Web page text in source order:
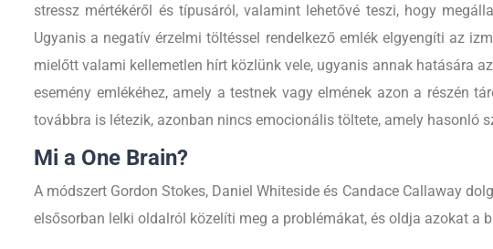
stressz mértékéről és típusáról, valamint lehetővé teszi, hogy
Ugyanis a negatív érzelmi töltéssel rendelkező emlék elgyengíti az
mielőtt valami kellemetlen hírt közlünk vele, ugyanis annak hatására
esemény emlékéhez, amely a testnek vagy elmének azon a részén
továbbra is létezik, azonban nincs emocionális töltete, amely hasonló
Mi a One Brain?
A módszert Gordon Stokes, Daniel Whiteside és Candace Callaway
elsősorban lelki oldalról közelíti meg a problémákat, és oldja azokat a